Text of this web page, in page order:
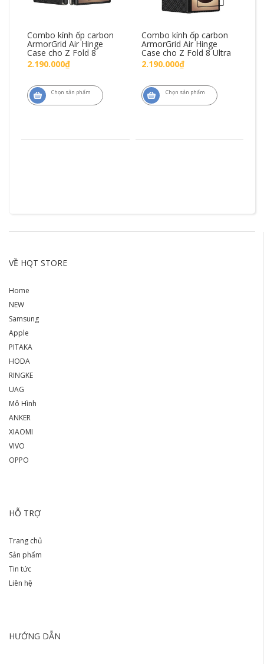
Combo kính ốp carbon
ArmorGrid Air Hinge
Case cho Z Fold 8
2.190.000₫
Chọn sản phẩm
Combo kính ốp carbon
ArmorGrid Air Hinge
Case cho Z Fold 8 Ultra
2.190.000₫
Chọn sản phẩm
VỀ HQT STORE
Home
NEW
Samsung
Apple
PITAKA
HODA
RINGKE
UAG
Mô Hình
ANKER
XIAOMI
VIVO
OPPO
HỖ TRỢ
Trang chủ
Sản phẩm
Tin tức
Liên hệ
HƯỚNG DẪN